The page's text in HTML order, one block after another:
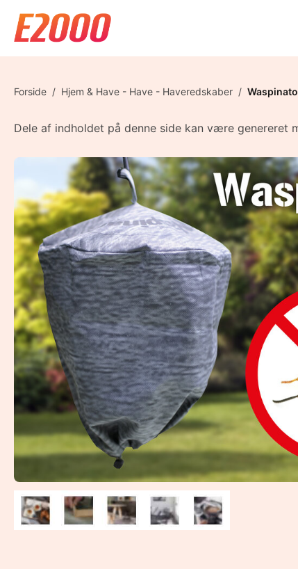
Forside / Hjem & Have - Have - Haveredskaber /
Dele af indholdet på denne side kan være genereret